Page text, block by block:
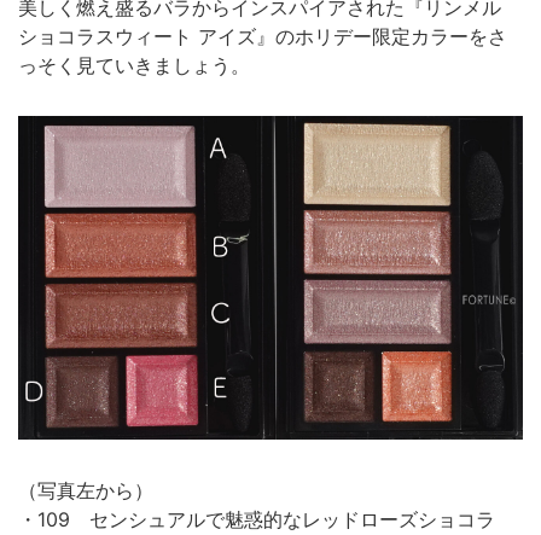
美しく燃え盛るバラからインスパイアされた『リンメル
ショコラスウィート アイズ』のホリデー限定カラーをさ
っそく見ていきましょう。
（写真左から）
・109 センシュアルで魅惑的なレッドローズショコラ